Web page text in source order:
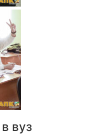
вуз